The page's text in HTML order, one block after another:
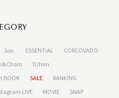
Sov. ESSENTIAL
CORCOVADO
D/him
BOOK SALE
RANKING
LIVE MOVIE SNAP